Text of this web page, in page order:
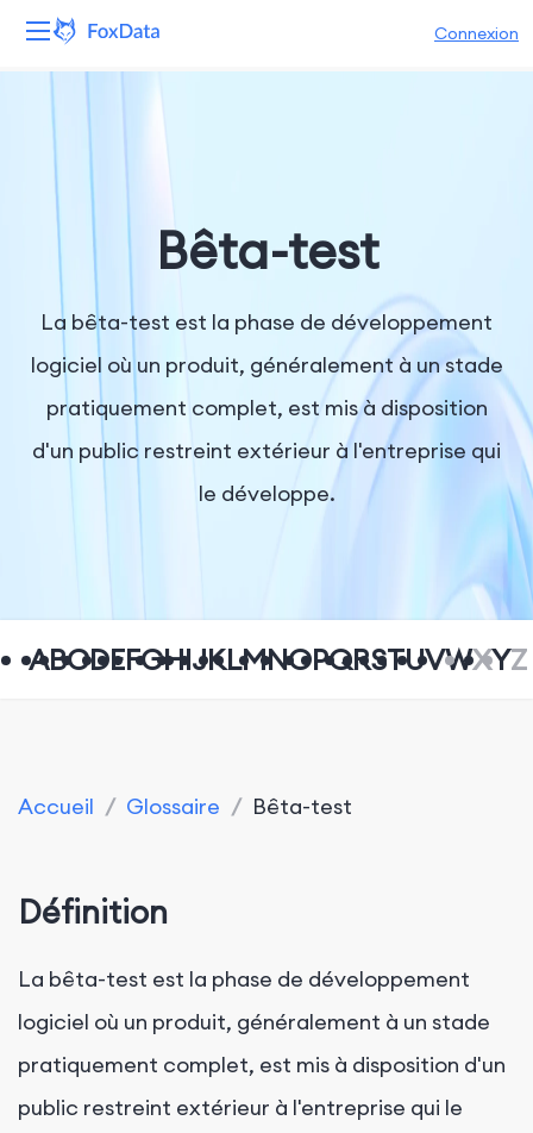
Connexion
Solutions
Ressources
Entreprise
Bêta-test
La bêta-test est la phase de développement
logiciel où un produit, généralement à un stade
pratiquement complet, est mis à disposition
d'un public restreint extérieur à l'entreprise qui
le développe.
ABCDEFGHIJKLMNOPQRSTUVWXYZ
Accueil / Glossaire / Bêta-test
Définition
La bêta-test est la phase de développement
logiciel où un produit, généralement à un stade
pratiquement complet, est mis à disposition d'un
public restreint extérieur à l'entreprise qui le